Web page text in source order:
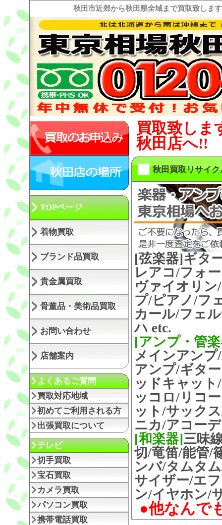
秋田市近郊から秋田県全域まで買取致しま
TOPページ
着物買取
ブランド品買取
貴金属買取
骨董品・美術品買取
お問い合わせ
店舗案内
よくあるご質問
買取対応地域
初めてご利用される方
出張買取について
テレビ
切手買取
宝石買取
カメラ買取
パソコン買取
携帯電話買取
買取致しま
秋田店へ!!
秋田買取リサイ
[弦楽器]ギタ
レアコ/フォ
ヴァイオリ
プ/ピアノ/フ
カール/フェ
ハ etc.
[アンプ・管
メインアン
アンプ/ギタ
ッドキャッ
ッコロ/リコ
ット/サック
ニカ/アコー
[和楽器]三味
切/竜笛/能管/
ンバ/タムタ
サイザー/エ
ン/イヤホン/
●他なんで